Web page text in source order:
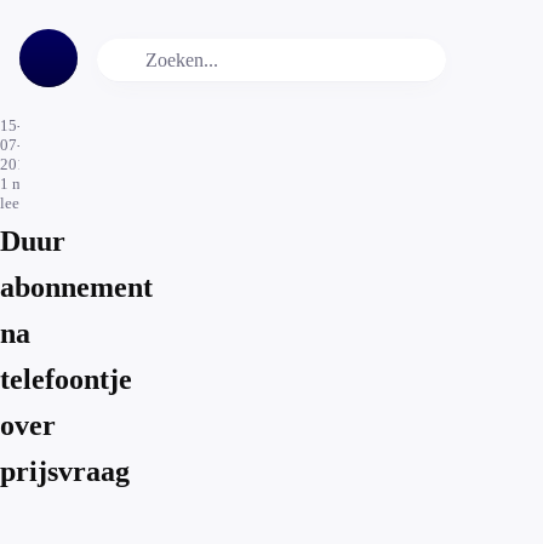
15-
07-
2015
1 min.
leestijd
Duur
abonnement
na
telefoontje
over
prijsvraag